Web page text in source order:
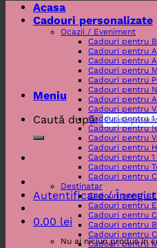
Meniu
Caută după:
Autentificare /
0.00 lei
Nu ai niciun produs în
Acasa
Cadouri personalizate
Ocazii / Eveniment
Cadouri pentru
Cadouri pentru
Cadouri pentru
Cadouri pentru
Cadouri pentru
Cadouri pentru
Cadouri pentru
Cadouri pentru
Cadouri pentru
Cadouri pentru
Cadouri pentru
Cadouri pentru
Cadouri pentru
Cadouri pentru
Cadouri pentru
Destinatar
Cadouri pentru
Cadouri pentru
Cadouri pentru
Cadouri pentru
Cadouri pentru
Cadouri pentru